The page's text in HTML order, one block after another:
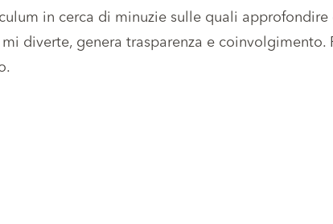
in cerca di minuzie sulle quali approfondire
diverte, genera trasparenza e coinvolgimento.